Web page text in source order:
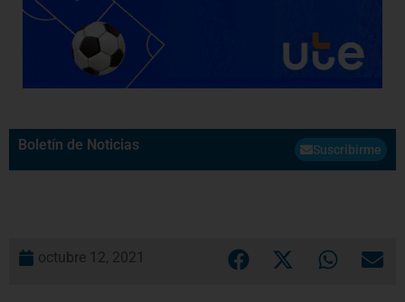
Boletín de Noticias Suscribirme
octubre 12, 2021